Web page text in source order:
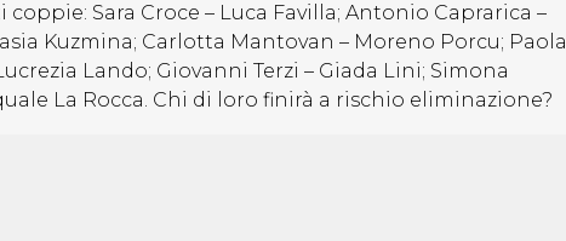
Sara Croce – Luca Favilla; Antonio Caprarica –
Kuzmina; Carlotta Mantovan – Moreno Porcu; Paola
Lando; Giovanni Terzi – Giada Lini; Simona
La Rocca. Chi di loro finirà a rischio eliminazione?